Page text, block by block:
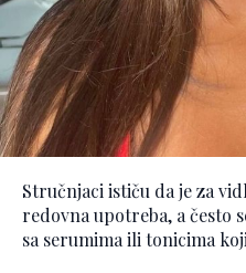
Stručnjaci ističu da je za
redovna upotreba, a često
sa serumima ili tonicima